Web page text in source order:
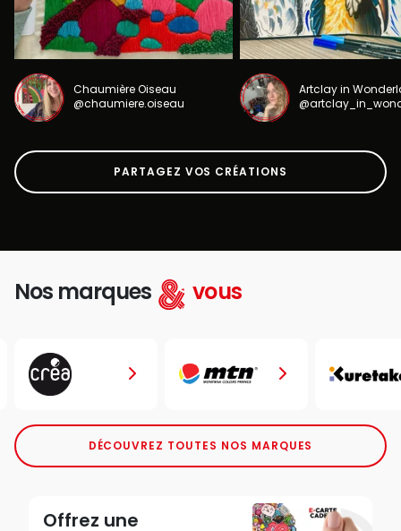
Chaumière Oiseau
@chaumiere.oiseau
Artclay in
PARTAGEZ VOS CRÉATIONS
Nos marques vous
DÉCOUVREZ TOUTES NOS MARQUES
Offrez une